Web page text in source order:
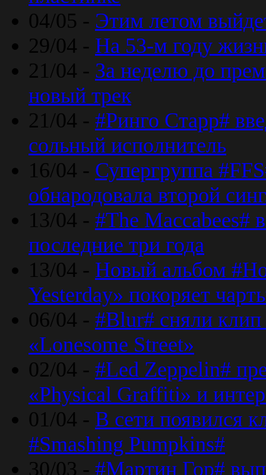
04/05 - Этим летом
29/04 - На 53-м году
21/04 - За неделю до
новый трек
21/04 - #Ринго Старр#
сольный исполнитель
16/04 - Супергруппа
обнародовала второй
13/04 - #The Maccabees#
последние три года
13/04 - Новый альбом
Yesterday» покоряет
06/04 - #Blur# сняли клип
«Lonesome Street»
02/04 - #Led Zeppelin#
«Physical Graffiti» и
01/04 - В сети появился
#Smashing Pumpkins#
30/03 - #Мартин Гор#